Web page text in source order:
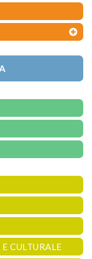
CULTURALE